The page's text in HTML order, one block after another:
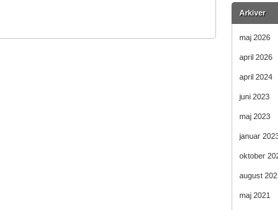
Arkiver
maj 2026
april 2026
april 2024
juni 2023
maj 2023
januar
oktober
august
maj 2021